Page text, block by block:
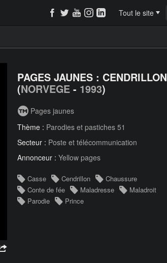
Tout le site
PAGES JAUNES : CENDRILLON
(NORVEGE - 1993)
Pages jaunes
Thème : Parodies et pastiches 51
Secteur : Poste et télécommunication
Annonceur : Yellow pages
Casse Cendrillon
Chaussure
Conte de fée
Maladresse
Maladroit
Parodie
Prince